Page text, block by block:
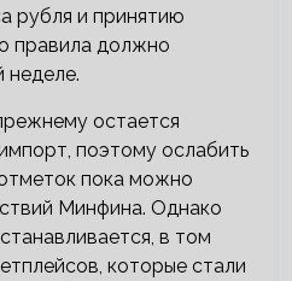
рубля и принятию
правила должно
неделе.
остается
поэтому ослабить
пока можно
Минфина. Однако
в том
которые стали